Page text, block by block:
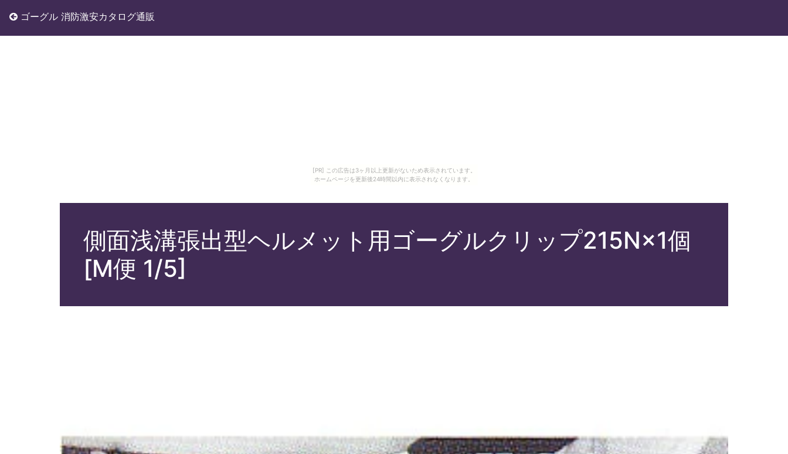
[PR] この広告は3ヶ月以上更新がないため表示されています。
ホームページを更新後24時間以内に表示されなくなります。
ゴーグル 消防激安カタログ通販
側面浅溝張出型ヘルメット用ゴーグルクリップ215N×1個
[M便 1/5]